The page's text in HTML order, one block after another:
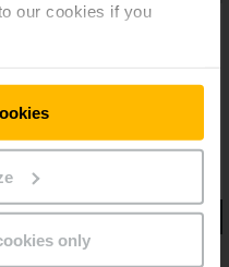
our cookies if you
only